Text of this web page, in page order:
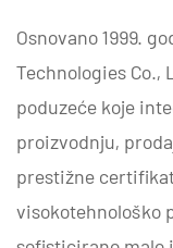
Osnovano 1999.
Technologies Co.,
poduzeće koje
proizvodnju,
prestižne
visokotehnološko